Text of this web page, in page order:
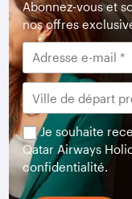
Abonnez-vous et
nos offres
Je souhaite
Qatar Airways
confidentialité.